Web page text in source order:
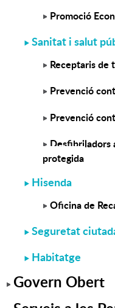
Promoció
Sanitat i salut
Receptaris de
Prevenció
Prevenció
Desfibriladors
protegida
Hisenda
Oficina de
Seguretat
Habitatge
Govern Obert